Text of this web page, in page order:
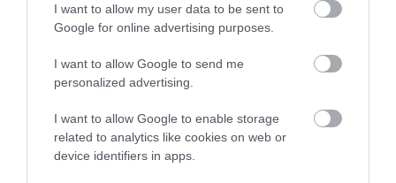
I want to allow my user data to be sent to
Google for online advertising purposes.
I want to allow Google to send me
personalized advertising.
I want to allow Google to enable storage
related to analytics like cookies on web or
device identifiers in apps.